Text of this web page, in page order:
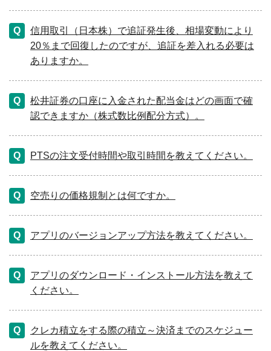
信用取引（日本株）で追証発生後、相場変動により
20％まで回復したのですが、追証を差入れる必要は
ありますか。
松井証券の口座に入金された配当金はどの画面で確
認できますか（株式数比例配分方式）。
PTSの注文受付時間や取引時間を教えてください。
空売りの価格規制とは何ですか。
アプリのバージョンアップ方法を教えてください。
アプリのダウンロード・インストール方法を教えて
ください。
クレカ積立をする際の積立～決済までのスケジュー
ルを教えてください。